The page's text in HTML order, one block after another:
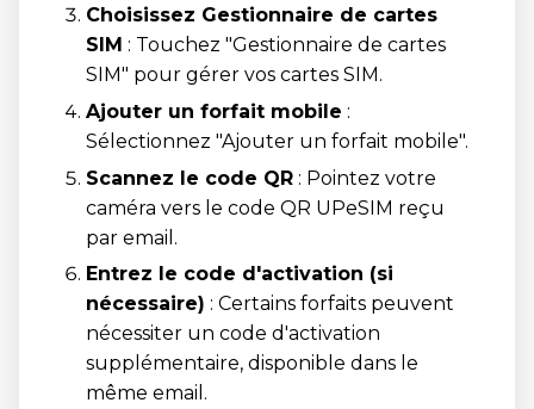
Choisissez Gestionnaire de cartes
SIM : Touchez "Gestionnaire de cartes
SIM" pour gérer vos cartes SIM.
Ajouter un forfait mobile :
Sélectionnez "Ajouter un forfait mobile".
Scannez le code QR : Pointez votre
caméra vers le code QR UPeSIM reçu
par email.
Entrez le code d'activation (si
nécessaire) : Certains forfaits peuvent
nécessiter un code d'activation
supplémentaire, disponible dans le
même email.